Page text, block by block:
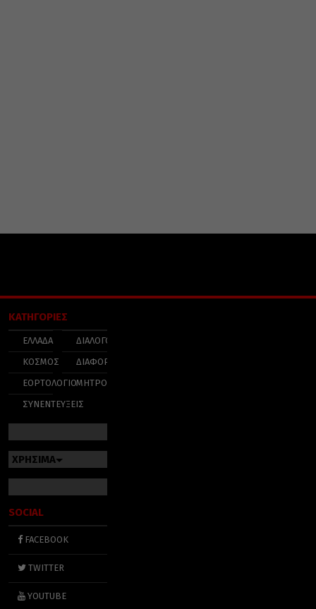
ΚΑΤΗΓΟΡΙΕΣ
ΕΛΛΑΔΑ
ΚΟΣΜΟΣ
ΕΟΡΤΟΛΟΓΙΟ
ΣΥΝΕΝΤΕΥΞΕΙΣ
ΔΙΑΛΟΓΟΣ
ΔΙΑΦΟΡΑ
ΜΗΤΡΟΠΟΛΕΙΣ
ΧΡΗΣΙΜΑ
SOCIAL
FACEBOOK
TWITTER
YOUTUBE